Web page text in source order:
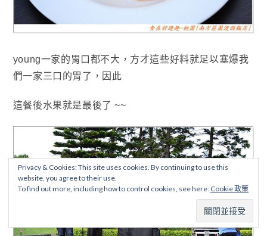
young一家的胃口都不大，方才這些好料就足以塞爆我
們一家三口的胃了 ，因此
這餐後水果就是最後了 ~~
Privacy & Cookies: This site uses cookies. By continuing to use this
website, you agree to their use.
To find out more, including how to control cookies, see here: Cookie 政策